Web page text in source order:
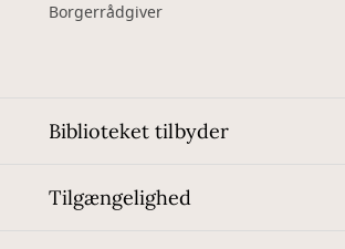
Borgerrådgiver
Biblioteket tilbyder
Tilgængelighed